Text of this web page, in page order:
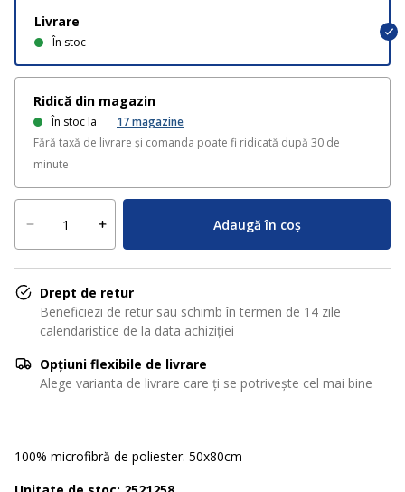
Livrare
În stoc
Ridică din magazin
În stoc la 17magazine
Fără taxă de livrare și comanda poate fi ridicată după 30 de
minute
Adaugă în coș
Drept de retur
Beneficiezi de retur sau schimb în termen de 14 zile
calendaristice de la data achiziției
Opțiuni flexibile de livrare
Alege varianta de livrare care ți se potrivește cel mai bine
100% microfibră de poliester. 50x80cm